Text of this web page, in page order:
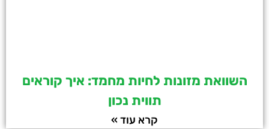
השוואת מזונות לחיות מחמד: איך קוראים
תווית נכון
קרא עוד »